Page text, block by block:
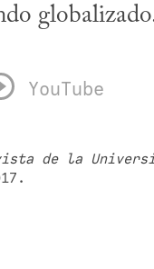
YouTube
de la